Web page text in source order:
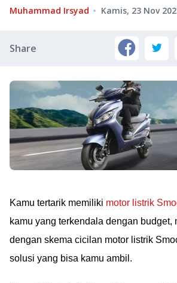
Muhammad Irsyad Kamis, 23 Nov
Share
Kamu tertarik memiliki motor listrik
kamu yang terkendala dengan budget,
dengan skema cicilan motor listrik
solusi yang bisa kamu ambil.